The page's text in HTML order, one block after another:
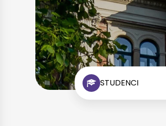
STUDENCI